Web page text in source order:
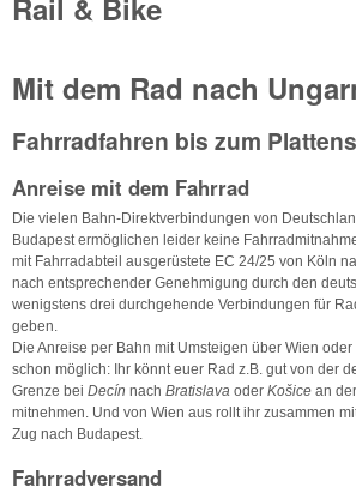
Rail & Bike
Mit dem Rad nach
Fahrradfahren bis zum
Anreise mit dem Fahrrad
Die vielen Bahn-Direktverbindungen von
Budapest ermöglichen leider keine
mit Fahrradabteil ausgerüstete EC 24/25 von Köln
nach entsprechender Genehmigung durch den
wenigstens drei durchgehende Verbindungen für
geben.
Die Anreise per Bahn mit Umsteigen über Wien
schon möglich: Ihr könnt euer Rad z.B. gut von der
Grenze bei Decín nach Bratislava oder Košice an
mitnehmen. Und von Wien aus rollt ihr zusammen
Zug nach Budapest.
Fahrradversand